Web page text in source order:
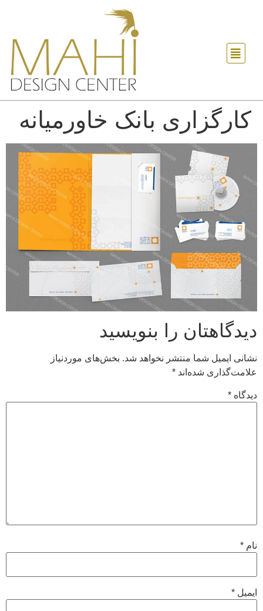
کارگزاری بانک خاورمیانه
دیدگاهتان را بنویسید
نشانی ایمیل شما منتشر نخواهد شد. بخش‌های موردنیاز
علامت‌گذاری شده‌اند *
دیدگاه *
نام *
ایمیل *